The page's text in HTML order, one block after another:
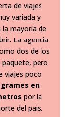
de viajes
variada y
la mayoría de
La agencia
dos de los
pero
viajes poco
en
por la
del pais.